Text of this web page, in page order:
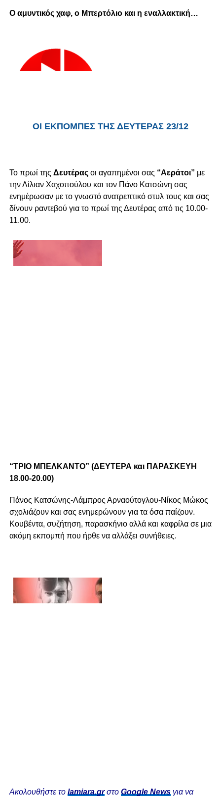
Ο αμυντικός χαφ, ο Μπερτόλιο και η εναλλακτική…
ΟΙ ΕΚΠΟΜΠΕΣ ΤΗΣ ΔΕΥΤΕΡΑΣ 23/12
Το πρωί της Δευτέραςοι αγαπημένοι σας “Αεράτοι” με
την Λίλιαν Χαχοπούλου και τον Πάνο Κατσώνη σας
ενημέρωσαν με το γνωστό ανατρεπτικό στυλ τους και σας
δίνουν ραντεβού για το πρωί της Δευτέρας από τις 10.00-
11.00.
“ΤΡΙΟ ΜΠΕΛΚΑΝΤΟ” (ΔΕΥΤΕΡΑ και ΠΑΡΑΣΚΕΥΗ
18.00-20.00)
Πάνος Κατσώνης-Λάμπρος Αρναούτογλου-Νίκος Μώκος
σχολιάζουν και σας ενημερώνουν για τα όσα παίζουν.
Κουβέντα, συζήτηση, παρασκήνιο αλλά και καφρίλα σε μια
ακόμη εκπομπή που ήρθε να αλλάξει συνήθειες.
Ακολουθήστε το lamiara.grστο Google Newsγια να